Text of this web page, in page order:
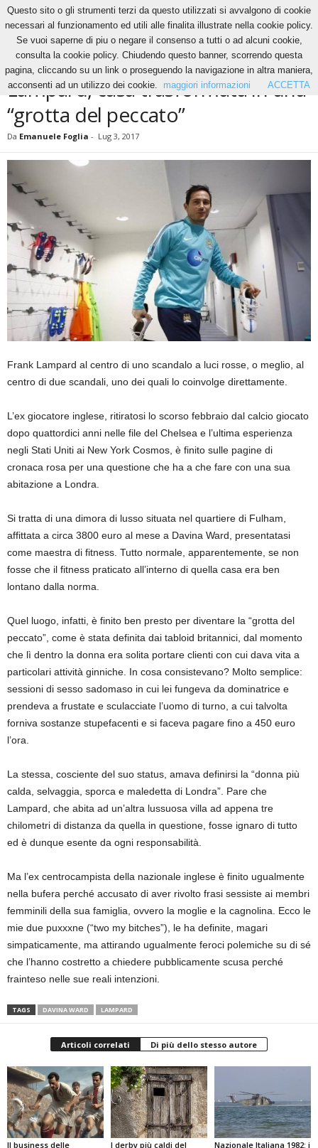
Calcio Lampard, casa trasformata in una “grotta del peccato”
CALCIO
Lampard, casa trasformata in una
“grotta del peccato”
Da Emanuele Foglia - Lug 3, 2017
Frank Lampard al centro di uno scandalo a luci rosse, o meglio, al
centro di due scandali, uno dei quali lo coinvolge direttamente.
L’ex giocatore inglese, ritiratosi lo scorso febbraio dal calcio giocato
dopo quattordici anni nelle file del Chelsea e l’ultima esperienza
negli Stati Uniti ai New York Cosmos, è finito sulle pagine di
cronaca rosa per una questione che ha a che fare con una sua
abitazione a Londra.
Si tratta di una dimora di lusso situata nel quartiere di Fulham,
affittata a circa 3800 euro al mese a Davina Ward, presentatasi
come maestra di fitness. Tutto normale, apparentemente, se non
fosse che il fitness praticato all’interno di quella casa era ben
lontano dalla norma.
Quel luogo, infatti, è finito ben presto per diventare la “grotta del
peccato”, come è stata definita dai tabloid britannici, dal momento
che lì dentro la donna era solita portare clienti con cui dava vita a
particolari attività ginniche. In cosa consistevano? Molto semplice:
sessioni di sesso sadomaso in cui lei fungeva da dominatrice e
prendeva a frustate e sculacciate l’uomo di turno, a cui talvolta
forniva sostanze stupefacenti e si faceva pagare fino a 450 euro
l’ora.
La stessa, cosciente del suo status, amava definirsi la “donna più
calda, selvaggia, sporca e maledetta di Londra”. Pare che
Lampard, che abita ad un’altra lussuosa villa ad appena tre
chilometri di distanza da quella in questione, fosse ignaro di tutto
ed è dunque esente da ogni responsabilità.
Ma l’ex centrocampista della nazionale inglese è finito ugualmente
nella bufera perché accusato di aver rivolto frasi sessiste ai membri
femminili della sua famiglia, ovvero la moglie e la cagnolina. Ecco le
mie due puxxxne (“two my bitches”), le ha definite, magari
simpaticamente, ma attirando ugualmente feroci polemiche su di sé
che l’hanno costretto a chiedere pubblicamente scusa perché
frainteso nelle sue reali intenzioni.
TAGS DAVINA WARD LAMPARD
Articoli correlati Di più dello stesso autore
Il business delle
I derby più caldi del
Nazionale Italiana 1982: i
Questo sito o gli strumenti terzi da questo utilizzati si avvalgono di cookie
necessari al funzionamento ed utili alle finalita illustrate nella cookie policy.
Se vuoi saperne di piu o negare il consenso a tutti o ad alcuni cookie,
consulta la cookie policy. Chiudendo questo banner, scorrendo questa
pagina, cliccando su un link o proseguendo la navigazione in altra maniera,
acconsenti ad un utilizzo dei cookie.
maggiori informazioni ACCETTA